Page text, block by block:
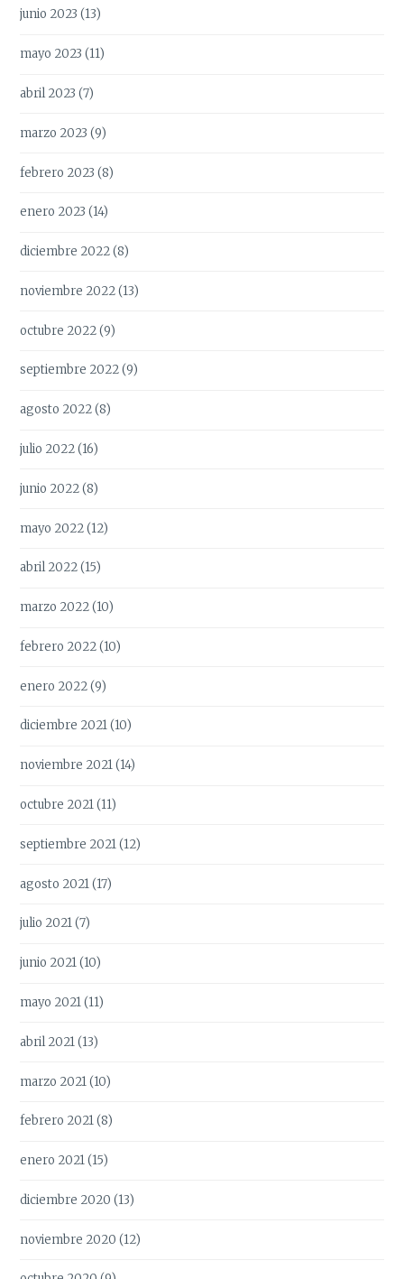
junio 2023 (13)
mayo 2023 (11)
abril 2023 (7)
marzo 2023 (9)
febrero 2023 (8)
enero 2023 (14)
diciembre 2022(8)
noviembre 2022(13)
octubre 2022(9)
septiembre 2022(9)
agosto 2022(8)
julio 2022(16)
junio 2022(8)
mayo 2022(12)
abril 2022(15)
marzo 2022(10)
febrero 2022(10)
enero 2022(9)
diciembre 2021(10)
noviembre 2021(14)
octubre 2021(11)
septiembre 2021(12)
agosto 2021(17)
julio 2021(7)
junio 2021(10)
mayo 2021(11)
abril 2021(13)
marzo 2021(10)
febrero 2021(8)
enero 2021(15)
diciembre 2020 (13)
noviembre 2020 (12)